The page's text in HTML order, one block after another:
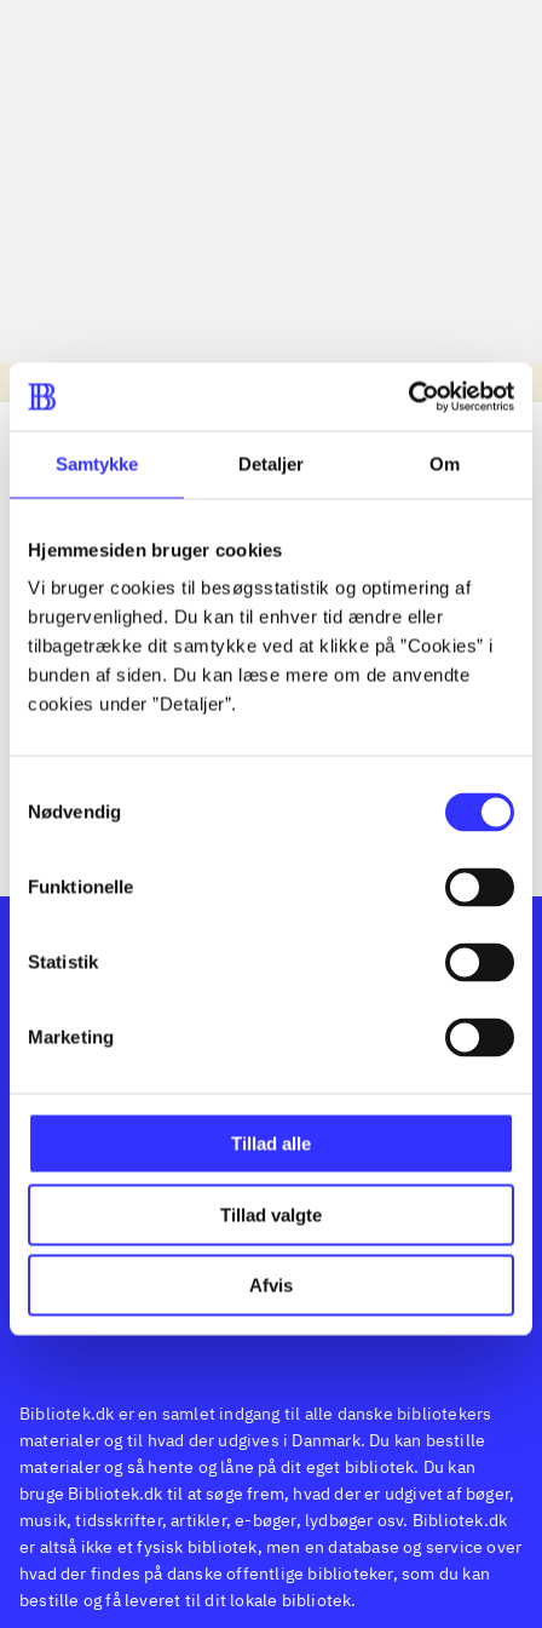
Samtykke Detaljer Om
Hjemmesiden bruger cookies
Vi bruger cookies til besøgsstatistik og optimering af
brugervenlighed. Du kan til enhver tid ændre eller
tilbagetrække dit samtykke ved at klikke på ”Cookies” i
bunden af siden. Du kan læse mere om de anvendte
cookies under ”Detaljer”.
Nødvendig
Funktionelle
Statistik
Marketing
Tillad alle
Tillad valgte
Afvis
Nyhed
lorem ipsum dolor sit amet ...
lorem ipsum dolor sit amet ...
lorem ipsum dolor sit amet ...
lorem ipsum dolor sit amet ...
lorem ipsum dolor sit amet ...
lorem ipsum dolor sit amet ...
lorem ipsum dolor sit amet ...
Feedback
Bibliotek.dk er en samlet indgang til alle danske bibliotekers
materialer og til hvad der udgives i Danmark. Du kan bestille
materialer og så hente og låne på dit eget bibliotek. Du kan
bruge Bibliotek.dk til at søge frem, hvad der er udgivet af bøger,
musik, tidsskrifter, artikler, e-bøger, lydbøger osv. Bibliotek.dk
er altså ikke et fysisk bibliotek, men en database og service over
hvad der findes på danske offentlige biblioteker, som du kan
bestille og få leveret til dit lokale bibliotek.
Kontakt os
Leverandører
English
Artikler
Film
Musik
Noder